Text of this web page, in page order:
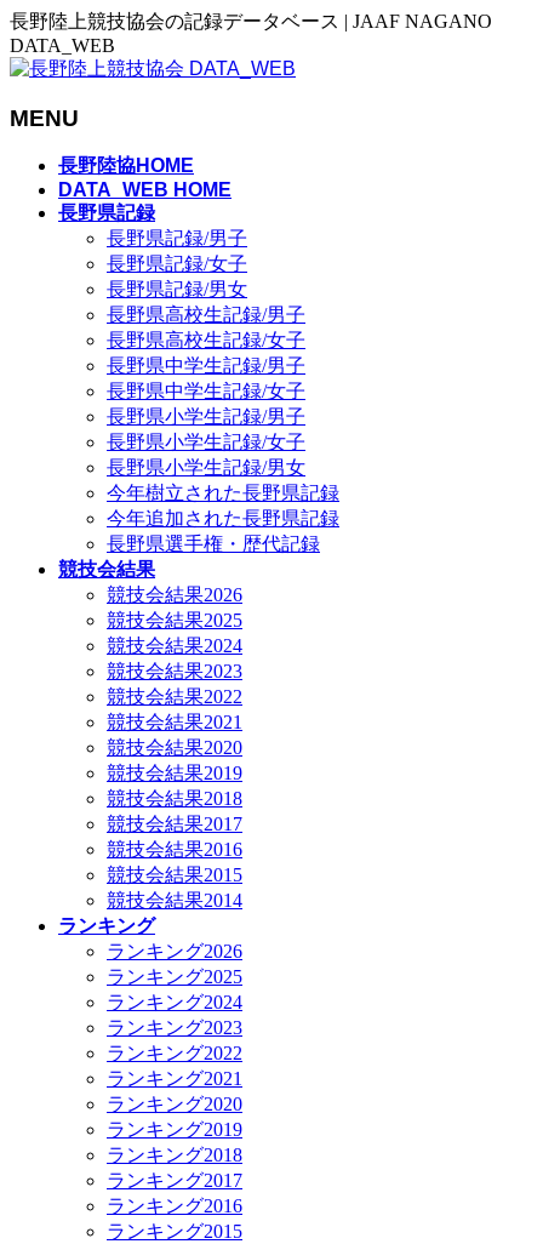
長野陸上競技協会の記録データベース | JAAF NAGANO
DATA_WEB
MENU
長野陸協HOME
DATA_WEB HOME
長野県記録
長野県記録/男子
長野県記録/女子
長野県記録/男女
長野県高校生記録/男子
長野県高校生記録/女子
長野県中学生記録/男子
長野県中学生記録/女子
長野県小学生記録/男子
長野県小学生記録/女子
長野県小学生記録/男女
今年樹立された長野県記録
今年追加された長野県記録
長野県選手権・歴代記録
競技会結果
競技会結果2026
競技会結果2025
競技会結果2024
競技会結果2023
競技会結果2022
競技会結果2021
競技会結果2020
競技会結果2019
競技会結果2018
競技会結果2017
競技会結果2016
競技会結果2015
競技会結果2014
ランキング
ランキング2026
ランキング2025
ランキング2024
ランキング2023
ランキング2022
ランキング2021
ランキング2020
ランキング2019
ランキング2018
ランキング2017
ランキング2016
ランキング2015